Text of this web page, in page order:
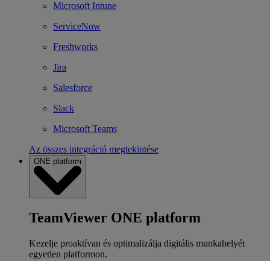
Microsoft Intune
ServiceNow
Freshworks
Jira
Salesforce
Slack
Microsoft Teams
Az összes integráció megtekintése
ONE platform
TeamViewer ONE platform
Kezelje proaktívan és optimalizálja digitális munkahelyét
egyetlen platformon.